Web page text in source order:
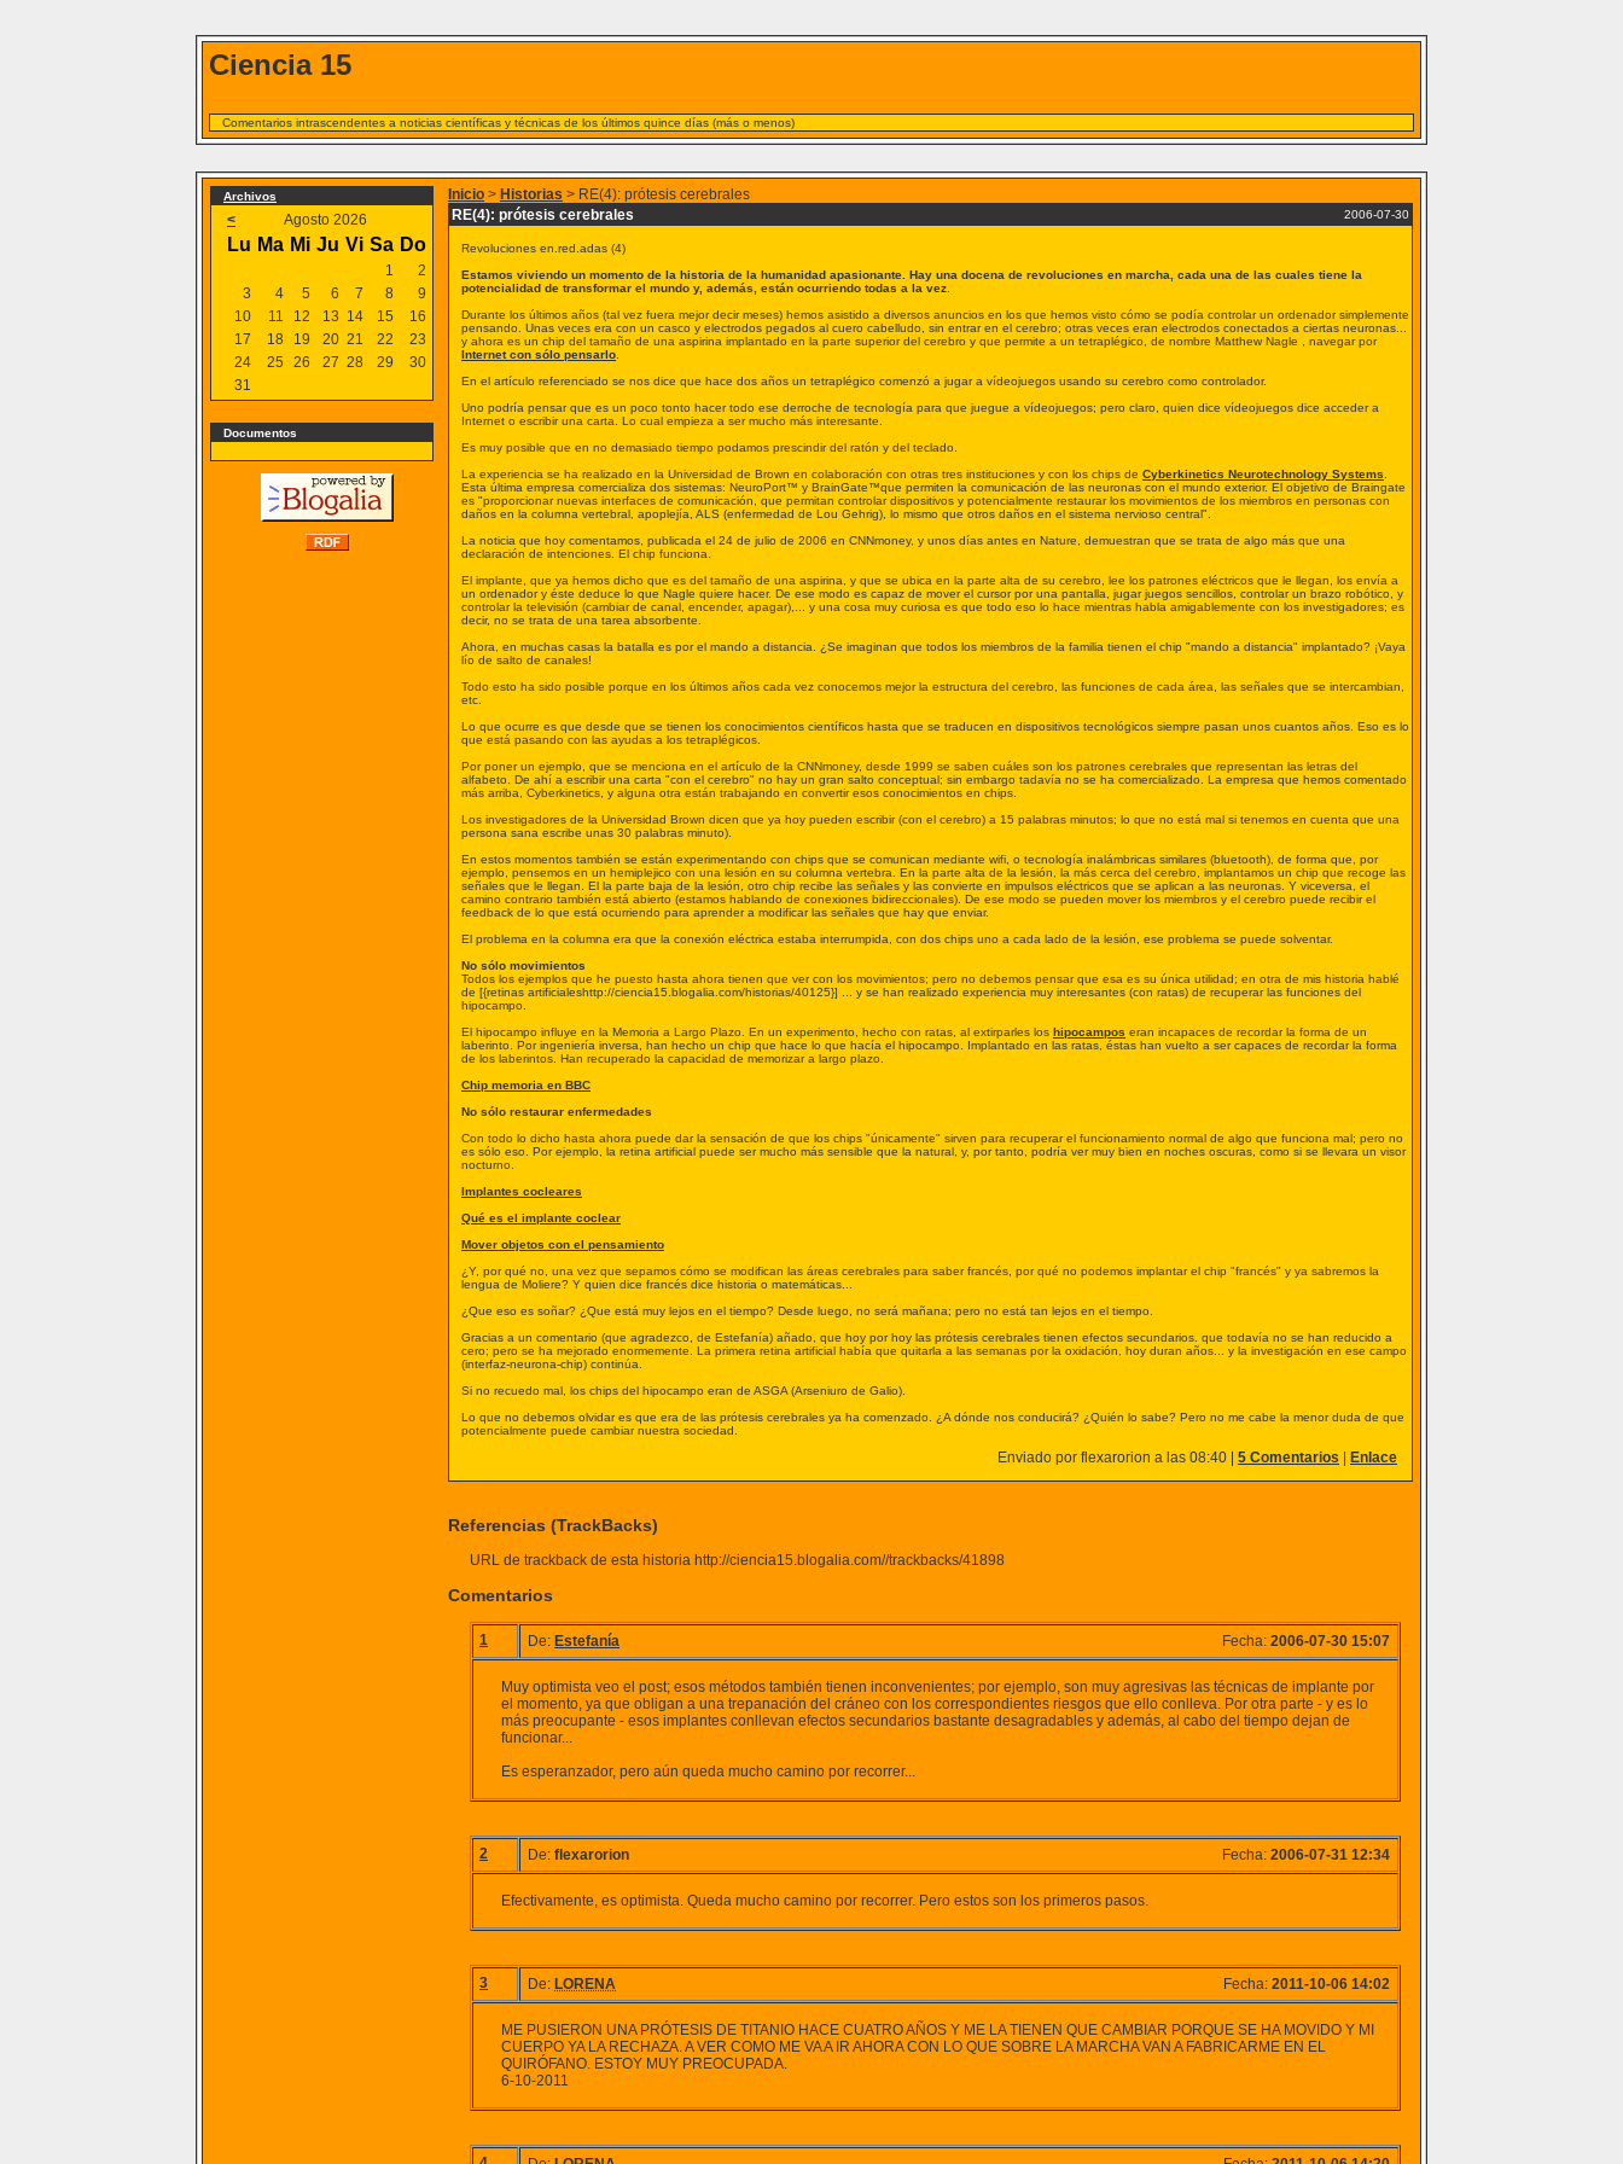
Ciencia 15
Comentarios intrascendentes a noticias científicas y técnicas de los últimos quince días (más o menos)
Archivos
< Agosto 2026
Lu Ma Mi Ju Vi Sa Do
1
2
3
4 5 6 7 8
9
10
11 12 13 14 15
16
17
18 19 20 21 22
23
24
25 26 27 28 29
30
31
Documentos
Inicio > Historias > RE(4): prótesis cerebrales
RE(4): prótesis cerebrales
2006-07-30
Revoluciones en.red.adas (4)
Estamos viviendo un momento de la historia de la humanidad apasionante. Hay una docena de revoluciones en marcha, cada una de las cuales tiene la
potencialidad de transformar el mundo y, además, están ocurriendo todas a la vez
Durante los últimos años (tal vez fuera mejor decir meses) hemos asistido a diversos anuncios en los que hemos visto cómo se podía controlar un ordenador simplemente
pensando. Unas veces era con un casco y electrodos pegados al cuero cabelludo, sin entrar en el cerebro; otras veces eran electrodos conectados a ciertas neuronas...
y ahora es un chip del tamaño de una aspirina implantado en la parte superior del cerebro y que permite a un tetraplégico, de nombre Matthew Nagle , navegar por
Internet con sólo pensarlo
En el artículo referenciado se nos dice que hace dos años un tetraplégico comenzó a jugar a vídeojuegos usando su cerebro como controlador.
Uno podría pensar que es un poco tonto hacer todo ese derroche de tecnología para que juegue a vídeojuegos; pero claro, quien dice vídeojuegos dice acceder a
Internet o escribir una carta. Lo cual empieza a ser mucho más interesante.
Es muy posible que en no demasiado tiempo podamos prescindir del ratón y del teclado.
La experiencia se ha realizado en la Universidad de Brown en colaboración con otras tres instituciones y con los chips de Cyberkinetics Neurotechnology Systems
Esta última empresa comercializa dos sistemas: NeuroPort™ y BrainGate™que permiten la comunicación de las neuronas con el mundo exterior. El objetivo de Braingate
es "proporcionar nuevas interfaces de comunicación, que permitan controlar dispositivos y potencialmente restaurar los movimientos de los miembros en personas con
daños en la columna vertebral, apoplejía, ALS (enfermedad de Lou Gehrig), lo mismo que otros daños en el sistema nervioso central".
La noticia que hoy comentamos, publicada el 24 de julio de 2006 en CNNmoney, y unos días antes en Nature, demuestran que se trata de algo más que una
declaración de intenciones. El chip funciona.
El implante, que ya hemos dicho que es del tamaño de una aspirina, y que se ubica en la parte alta de su cerebro, lee los patrones eléctricos que le llegan, los envía a
un ordenador y éste deduce lo que Nagle quiere hacer. De ese modo es capaz de mover el cursor por una pantalla, jugar juegos sencillos, controlar un brazo robótico, y
controlar la televisión (cambiar de canal, encender, apagar),... y una cosa muy curiosa es que todo eso lo hace mientras habla amigablemente con los investigadores; es
decir, no se trata de una tarea absorbente.
Ahora, en muchas casas la batalla es por el mando a distancia. ¿Se imaginan que todos los miembros de la familia tienen el chip "mando a distancia" implantado? ¡Vaya
lío de salto de canales!
Todo esto ha sido posible porque en los últimos años cada vez conocemos mejor la estructura del cerebro, las funciones de cada área, las señales que se intercambian,
etc.
Lo que ocurre es que desde que se tienen los conocimientos científicos hasta que se traducen en dispositivos tecnológicos siempre pasan unos cuantos años. Eso es lo
que está pasando con las ayudas a los tetraplégicos.
Por poner un ejemplo, que se menciona en el artículo de la CNNmoney, desde 1999 se saben cuáles son los patrones cerebrales que representan las letras del
alfabeto. De ahí a escribir una carta "con el cerebro" no hay un gran salto conceptual; sin embargo tadavía no se ha comercializado. La empresa que hemos comentado
más arriba, Cyberkinetics, y alguna otra están trabajando en convertir esos conocimientos en chips.
Los investigadores de la Universidad Brown dicen que ya hoy pueden escribir (con el cerebro) a 15 palabras minutos; lo que no está mal si tenemos en cuenta que una
persona sana escribe unas 30 palabras minuto).
En estos momentos también se están experimentando con chips que se comunican mediante wifi, o tecnología inalámbricas similares (bluetooth), de forma que, por
ejemplo, pensemos en un hemiplejico con una lesión en su columna vertebra. En la parte alta de la lesión, la más cerca del cerebro, implantamos un chip que recoge las
señales que le llegan. El la parte baja de la lesión, otro chip recibe las señales y las convierte en impulsos eléctricos que se aplican a las neuronas. Y viceversa, el
camino contrario también está abierto (estamos hablando de conexiones bidireccionales). De ese modo se pueden mover los miembros y el cerebro puede recibir el
feedback de lo que está ocurriendo para aprender a modificar las señales que hay que enviar.
El problema en la columna era que la conexión eléctrica estaba interrumpida, con dos chips uno a cada lado de la lesión, ese problema se puede solventar.
No sólo movimientos
Todos los ejemplos que he puesto hasta ahora tienen que ver con los movimientos; pero no debemos pensar que esa es su única utilidad; en otra de mis historia hablé
de [{retinas artificialeshttp://ciencia15.blogalia.com/historias/40125}] ... y se han realizado experiencia muy interesantes (con ratas) de recuperar las funciones del
hipocampo.
El hipocampo influye en la Memoria a Largo Plazo. En un experimento, hecho con ratas, al extirparles los hipocampos eran incapaces de recordar la forma de un
laberinto. Por ingeniería inversa, han hecho un chip que hace lo que hacía el hipocampo. Implantado en las ratas, éstas han vuelto a ser capaces de recordar la forma
de los laberintos. Han recuperado la capacidad de memorizar a largo plazo.
Chip memoria en BBC
No sólo restaurar enfermedades
Con todo lo dicho hasta ahora puede dar la sensación de que los chips "únicamente" sirven para recuperar el funcionamiento normal de algo que funciona mal; pero no
es sólo eso. Por ejemplo, la retina artificial puede ser mucho más sensible que la natural, y, por tanto, podría ver muy bien en noches oscuras, como si se llevara un visor
nocturno.
Implantes cocleares
Qué es el implante coclear
Mover objetos con el pensamiento
¿Y, por qué no, una vez que sepamos cómo se modifican las áreas cerebrales para saber francés, por qué no podemos implantar el chip "francés" y ya sabremos la
lengua de Moliere? Y quien dice francés dice historia o matemáticas...
¿Que eso es soñar? ¿Que está muy lejos en el tiempo? Desde luego, no será mañana; pero no está tan lejos en el tiempo.
Gracias a un comentario (que agradezco, de Estefanía) añado, que hoy por hoy las prótesis cerebrales tienen efectos secundarios. que todavía no se han reducido a
cero; pero se ha mejorado enormemente. La primera retina artificial había que quitarla a las semanas por la oxidación, hoy duran años... y la investigación en ese campo
(interfaz-neurona-chip) continúa.
Si no recuedo mal, los chips del hipocampo eran de ASGA (Arseniuro de Galio).
Lo que no debemos olvidar es que era de las prótesis cerebrales ya ha comenzado. ¿A dónde nos conducirá? ¿Quién lo sabe? Pero no me cabe la menor duda de que
potencialmente puede cambiar nuestra sociedad.
Enviado por flexarorion a las 08:40 | 5 Comentarios Enlace
Referencias (TrackBacks)
URL de trackback de esta historia http://ciencia15.blogalia.com//trackbacks/41898
Comentarios
1 De: Estefanía Fecha: 2006-07-30 15:07
Muy optimista veo el post; esos métodos también tienen inconvenientes; por ejemplo, son muy agresivas las técnicas de implante por
el momento, ya que obligan a una trepanación del cráneo con los correspondientes riesgos que ello conlleva. Por otra parte - y es lo
más preocupante - esos implantes conllevan efectos secundarios bastante desagradables y además, al cabo del tiempo dejan de
funcionar...
Es esperanzador, pero aún queda mucho camino por recorrer...
2 De: flexarorion Fecha: 2006-07-31 12:34
Efectivamente, es optimista. Queda mucho camino por recorrer. Pero estos son los primeros pasos.
3 De: LORENA Fecha: 2011-10-06 14:02
ME PUSIERON UNA PRÓTESIS DE TITANIO HACE CUATRO AÑOS Y ME LA TIENEN QUE CAMBIAR PORQUE SE HA MOVIDO Y MI
CUERPO YA LA RECHAZA. A VER COMO ME VA A IR AHORA CON LO QUE SOBRE LA MARCHA VAN A FABRICARME EN EL
QUIRÓFANO. ESTOY MUY PREOCUPADA.
6-10-2011